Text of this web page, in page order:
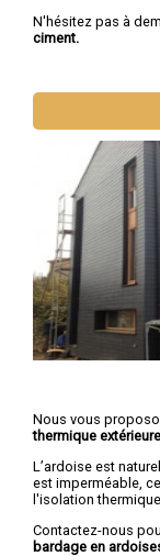
N'hésitez pas à
ciment.
Nous vous
thermique
L’ardoise est
est imperméable,
l'isolation
Contactez-nous
bardage en